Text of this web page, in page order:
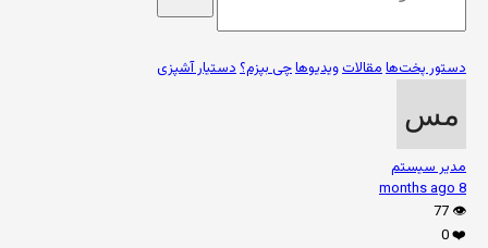
دستور پخت‌هامقالاتویدیوهاچی بپزم؟دستیار آشپزی
مدیر سیستم
8 months ago
👁️
77
❤️
0